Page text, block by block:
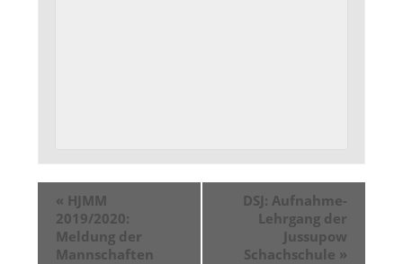
« HJMM
2019/2020:
Meldung der
Mannschaften
DSJ: Aufnahme-
Lehrgang der
Jussupow
Schachschule »